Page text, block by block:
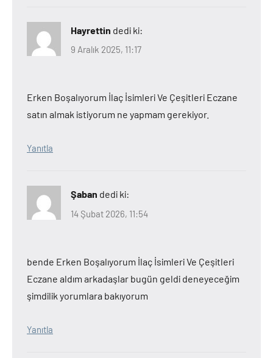
Hayrettin dedi ki:
9 Aralık 2025, 11:17
Erken Boşalıyorum İlaç İsimleri Ve Çeşitleri Eczane
satın almak istiyorum ne yapmam gerekiyor.
Yanıtla
Şaban dedi ki:
14 Şubat 2026, 11:54
bende Erken Boşalıyorum İlaç İsimleri Ve Çeşitleri
Eczane aldım arkadaşlar bugün geldi deneyeceğim
şimdilik yorumlara bakıyorum
Yanıtla